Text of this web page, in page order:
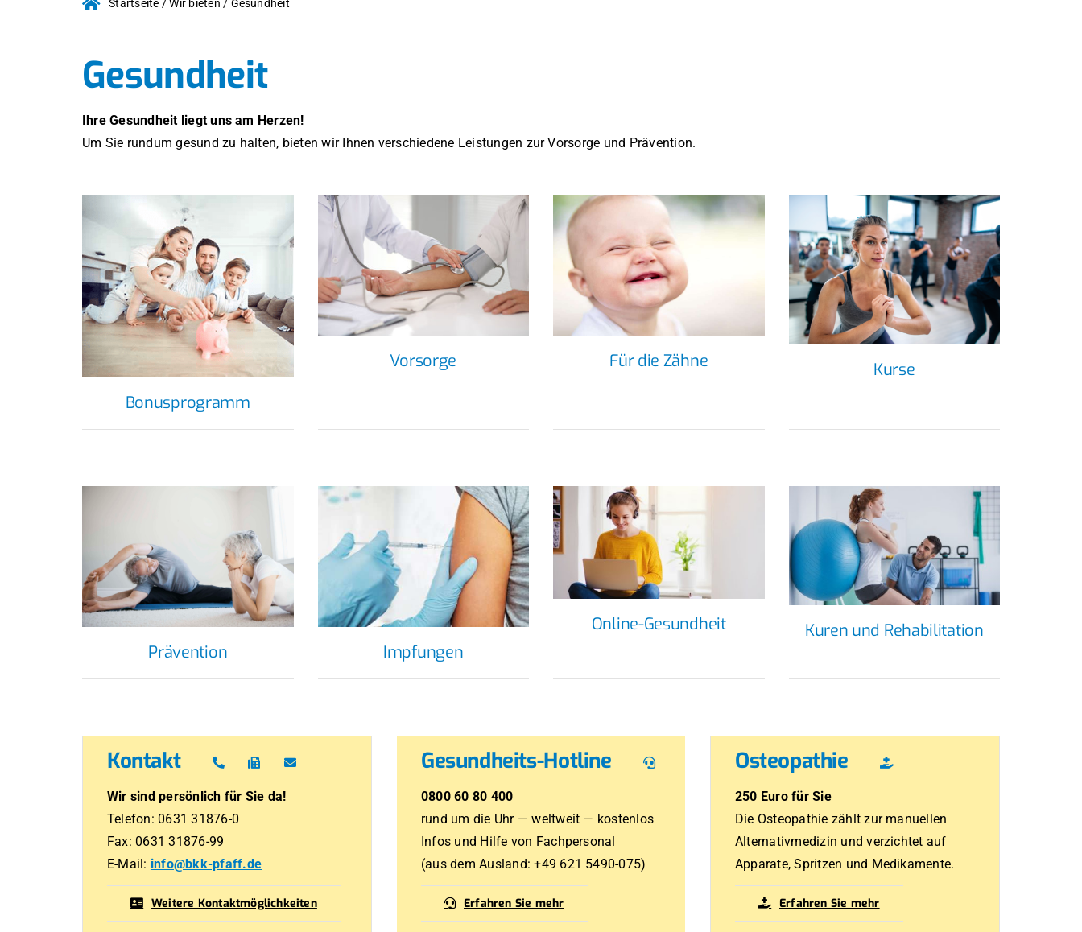
Startseite /Wir bieten / Gesundheit
Gesundheit
Ihre Gesundheit liegt uns am Herzen!
Um Sie rundum gesund zu halten, bieten wir Ihnen verschiedene Leistungen zur Vorsorge und Prävention.
Bonusprogramm
Vorsorge Für die Zähne Kurse
Prävention Impfungen
Online-Gesundheit Kuren und Rehabilitation
Kontakt
Wir sind persönlich für Sie da!
Telefon: 0631 31876-0
Fax: 0631 31876-99
E-Mail: info@bkk-pfaff.de
Weitere Kontaktmöglichkeiten
Gesundheits-Hotline
0800 60 80 400
rund um die Uhr — weltweit — kostenlos
Infos und Hilfe von Fachpersonal
(aus dem Ausland: +49 621 5490-075)
Erfahren Sie mehr
Osteopathie
250 Euro für Sie
Die Osteopathie zählt zur manuellen
Alternativmedizin und verzichtet auf
Apparate, Spritzen und Medikamente.
Erfahren Sie mehr